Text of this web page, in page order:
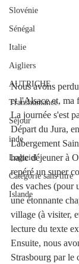
Slovénie
Sénégal
Italie
Aigliers
AUTRICHE
Transhumance
Séjour
inde
Logiciel
Catégorie sans titre
Islande
Nous avons
et l'Alsace et, ma
La journée s'est
Départ du Jura,
Labergement
halte déjeuner à
repéré un super
des vaches (pour
une étonnante
village (à visiter,
lecture du texte
Ensuite, nous
Strasbourg par le